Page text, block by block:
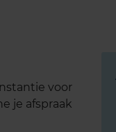
voor
je afspraak